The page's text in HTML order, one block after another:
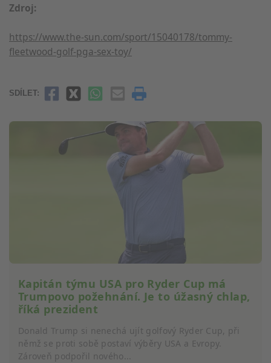
Zdroj:
https://www.the-sun.com/sport/15040178/tommy-
fleetwood-golf-pga-sex-toy/
SDÍLET:
Kapitán týmu USA pro Ryder Cup má
Trumpovo požehnání. Je to úžasný chlap,
říká prezident
Donald Trump si nenechá ujít golfový Ryder Cup, při
němž se proti sobě postaví výběry USA a Evropy.
Zároveň podpořil nového...